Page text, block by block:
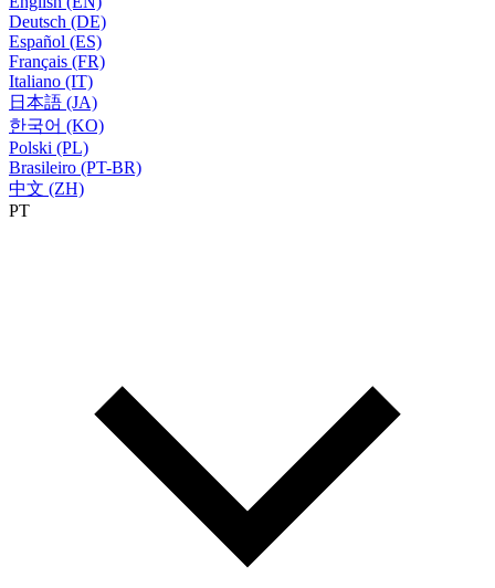
Deutsch (DE)
Español (ES)
Français (FR)
Italiano (IT)
日本語 (JA)
한국어 (KO)
Polski (PL)
Brasileiro (PT-BR)
中文 (ZH)
PT